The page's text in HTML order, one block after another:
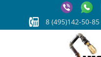
8 (495)142-50-85